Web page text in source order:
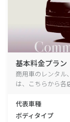
基本料金プラン
商用車のレンタル
は、こちらから各
代表車種
ボディタイプ